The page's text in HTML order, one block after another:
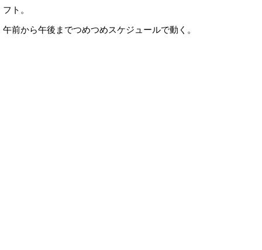
フト。
午前から午後までつめつめスケジュールで動く。